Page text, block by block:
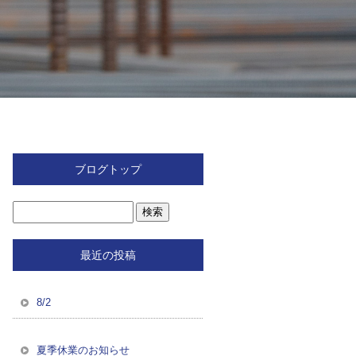
ブログトップ
最近の投稿
8/2
夏季休業のお知らせ